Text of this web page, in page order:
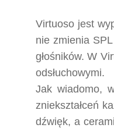
Virtuoso jest
nie zmienia
głośników. W
odsłuchowymi.
Jak wiadomo,
zniekształceń
dźwięk, a